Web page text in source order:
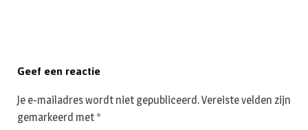
Geef een reactie
Je e-mailadres wordt niet gepubliceerd.Vereiste velden zijn
gemarkeerd met *